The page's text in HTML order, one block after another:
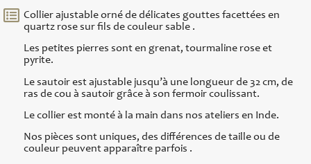
Collier ajustable orné de délicates gouttes facettées en
quartz rose sur fils de couleur sable .
Les petites pierres sont en grenat, tourmaline rose et
pyrite.
Le sautoir est ajustable jusqu’à une longueur de 32 cm, de
ras de cou à sautoir grâce à son fermoir coulissant.
Le collier est monté à la main dans nos ateliers en Inde.
Nos pièces sont uniques, des différences de taille ou de
couleur peuvent apparaître parfois .